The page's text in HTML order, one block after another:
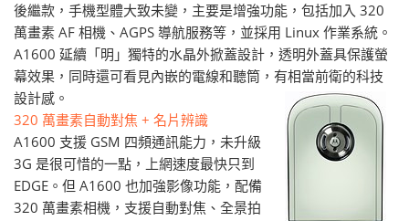
後繼款，手機型體大致未變，主要是增強功能，包括加入 320
萬畫素 AF 相機、AGPS 導航服務等，並採用 Linux 作業系統。
A1600 延續「明」獨特的水晶外掀蓋設計，透明外蓋具保護螢
幕效果，同時還可看見內嵌的電線和聽筒，有相當前衛的科技
設計感。
320 萬畫素自動對焦 + 名片辨識
A1600 支援 GSM 四頻通訊能力，未升級
3G 是很可惜的一點，上網速度最快只到
EDGE。但 A1600 也加強影像功能，配備
320 萬畫素相機，支援自動對焦、全景拍